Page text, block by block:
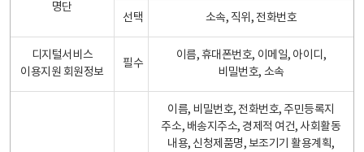
명단
선택 소속, 직위, 전화번호
디지털서비스
이용지원 회원정보
필수
이름, 휴대폰번호, 이메일, 아이디,
비밀번호, 소속
이름, 비밀번호, 전화번호, 주민등록지
주소, 배송지주소, 경제적 여건, 사회활동
내용, 신청제품명, 보조기기 활용계획,